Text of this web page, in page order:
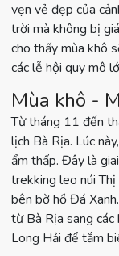
vẹn vẻ đẹp của
trời mà không bị
cho thấy mùa khô
các lễ hội quy mô
Mùa khô -
Từ tháng 11 đến
lịch Bà Rịa. Lúc
ẩm thấp. Đây là
trekking leo núi
bên bờ hồ Đá
từ Bà Rịa sang các
Long Hải để tắm